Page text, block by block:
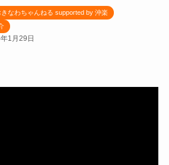
なわちゃんねる supported by 沖楽
1月29日